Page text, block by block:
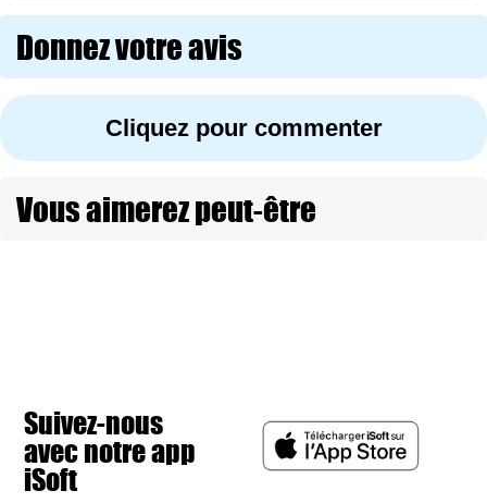
Donnez votre avis
Cliquez pour commenter
Vous aimerez peut-être
Suivez-nous
avec notre app
iSoft